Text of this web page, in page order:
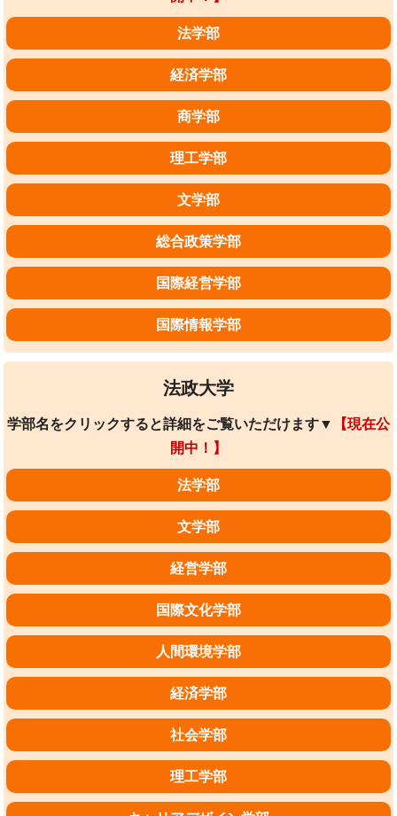
法学部
経済学部
商学部
理工学部
文学部
総合政策学部
国際経営学部
国際情報学部
法政大学
学部名をクリックすると詳細をご覧いただけます▼
【現在公
開中！】
法学部
文学部
経営学部
国際文化学部
人間環境学部
経済学部
社会学部
理工学部